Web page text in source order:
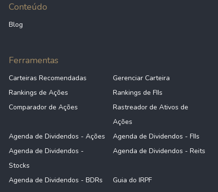
Conteúdo
Blog
Ferramentas
Carteiras Recomendadas
Gerenciar Carteira
Rankings de Ações
Rankings de FIIs
Comparador de Ações
Rastreador de Ativos de
Ações
Agenda de Dividendos - Ações
Agenda de Dividendos - FIIs
Agenda de Dividendos -
Stocks
Agenda de Dividendos - Reits
Agenda de Dividendos - BDRs Guia do IRPF